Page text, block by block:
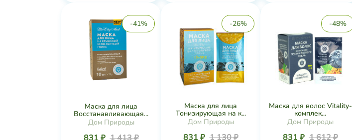
-41%
Маска для лица
Восстанавливающая...
Дом Природы
-26%
Маска для лица
Тонизирующая на к...
Дом Природы
831 ₽ 1 130 ₽
-48%
Маска для волос Vitality-
комплек...
Дом Природы
831 ₽ 1 612 ₽